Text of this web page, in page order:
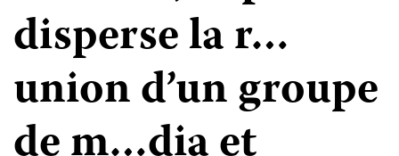
disperse la r…
union d’un groupe